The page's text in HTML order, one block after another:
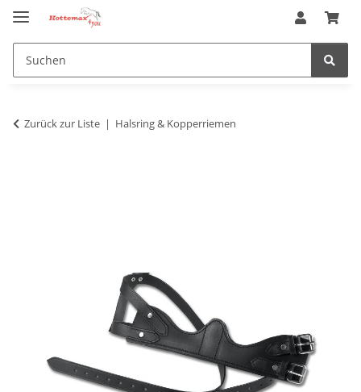
Zurück zur Liste Halsring & Kopperriemen